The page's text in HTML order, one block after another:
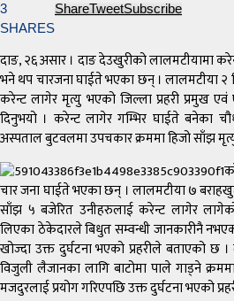
3
SHARES
ShareTweetSubscribe
दाङ, २६ असार । दाङ देउखुरीको लालमटीयामा
भने थप चारजना घाईते भएका छन् । लालमटीया २
करेन्ट लागेर मृत्यु भएको जिल्ला प्रहरी प्रमुख एवं
दिनुभयो । करेन्ट लागेर गम्भिर घाईते बनेका
अस्पताल बुटवलमा उपचकार क्रममा हिजो साँझ
चार जना घाईते भएका छन् । लालमटीया ७
साँझ ५ बजेरित उनीहरुलाई करेन्ट लागेर
लिएका ठेकेदारले बिधुत सम्वन्धी जानकारीनै
खोज्दा उक्त दुर्घटना भएको प्रहरीले बताएको छ
विजुली लैजानका लागि बाटोमा पाले गाड्ने
मजदुरलाई प्रयोग गरिएपछि उक्त दुर्घटना भएको